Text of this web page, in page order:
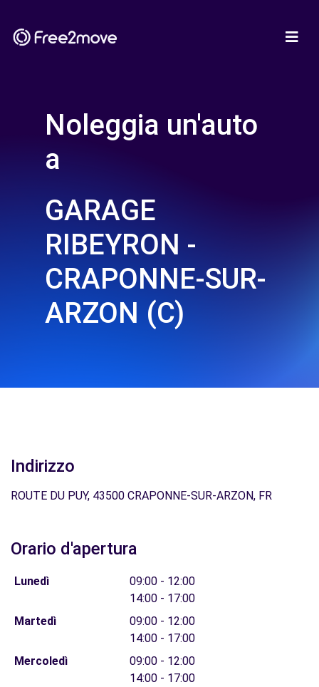
Noleggia un'auto
a
GARAGE
RIBEYRON -
CRAPONNE-SUR-
ARZON (C)
Indirizzo
ROUTE DU PUY, 43500 CRAPONNE-SUR-ARZON, FR
Orario d'apertura
Lunedì
09:00 - 12:00
14:00 - 17:00
Martedì
09:00 - 12:00
14:00 - 17:00
Mercoledì
09:00 - 12:00
14:00 - 17:00